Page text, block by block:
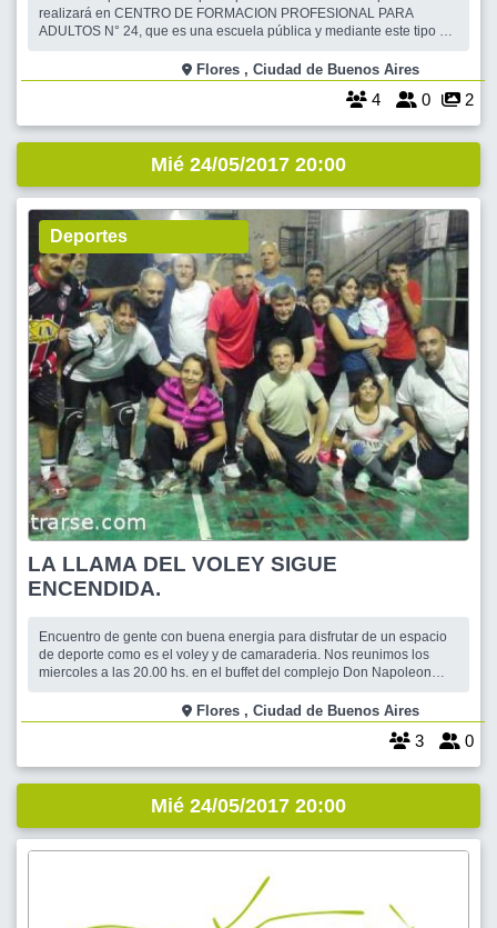
realizará en CENTRO DE FORMACION PROFESIONAL PARA
ADULTOS N° 24, que es una escuela pública y mediante este tipo de
sostiene parte de lo que es el Centro con sus 84 cursos excelentes.
En esta Peña se dará Locro y
Flores , Ciudad de Buenos Aires
4 0 2
Mié 24/05/2017 20:00
Deportes
LA LLAMA DEL VOLEY SIGUE
ENCENDIDA.
Encuentro de gente con buena energia para disfrutar de un espacio
de deporte como es el voley y de camaraderia. Nos reunimos los
miercoles a las 20.00 hs. en el buffet del complejo Don Napoleon
Flores , Ciudad de Buenos Aires
3 0
Mié 24/05/2017 20:00